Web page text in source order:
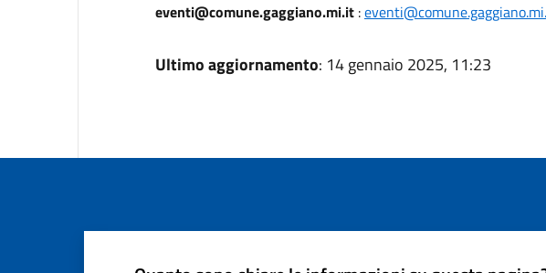
eventi@comune.gaggiano.mi.it:
Ultimo aggiornamento: 14 gennaio 2025, 11:23